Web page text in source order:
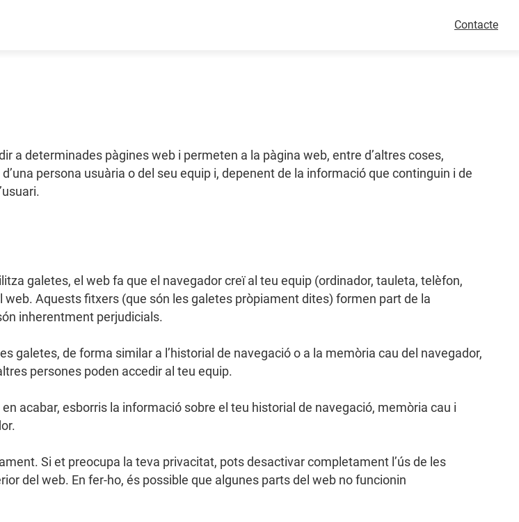
Contacte
a determinades pàgines web i permeten a la pàgina web, entre d’altres coses,
persona usuària o del seu equip i, depenent de la informació que continguin i de
galetes, el web fa que el navegador creï al teu equip (ordinador, tauleta, telèfon,
Aquests fitxers (que són les galetes pròpiament dites) formen part de la
inherentment perjudicials.
galetes, de forma similar a l’historial de navegació o a la memòria cau del navegador,
persones poden accedir al teu equip.
acabar, esborris la informació sobre el teu historial de navegació, memòria cau i
Si et preocupa la teva privacitat, pots desactivar completament l’ús de les
del web. En fer-ho, és possible que algunes parts del web no funcionin